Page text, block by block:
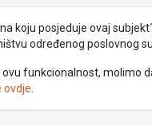
koju posjeduje ovaj
određenog poslovnog
funkcionalnost, molimo
ovdje